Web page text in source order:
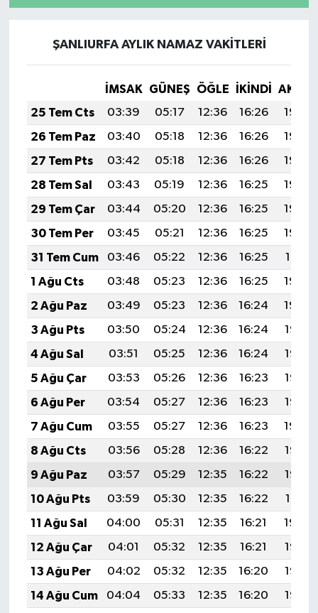
ŞANLIURFA AYLIK NAMAZ VAKITLERI
İMSAK GÜNEŞ ÖĞLE İKINDI
25 Tem Cts
03:39 05:17 12:36 16:26
19:46
26 Tem Paz
03:40 05:18 12:36 16:26
19:45
27 Tem Pts
03:42 05:18 12:36 16:26
19:44
28 Tem Sal
03:43 05:19 12:36 16:25
19:44
29 Tem Çar
03:44 05:20 12:36 16:25
19:43
30 Tem Per
03:45 05:21 12:36 16:25
19:42
31 Tem Cum
03:46 05:22 12:36 16:25
19:41
1 Ağu Cts
03:48 05:23 12:36 16:25
19:40
2 Ağu Paz
03:49 05:23 12:36 16:24
19:39
3 Ağu Pts
03:50 05:24 12:36 16:24
19:38
4 Ağu Sal
03:51 05:25 12:36 16:24
19:37
5 Ağu Çar
03:53 05:26 12:36 16:23
19:36
6 Ağu Per
03:54 05:27 12:36 16:23
19:35
7 Ağu Cum
03:55 05:27 12:36 16:23
19:34
8 Ağu Cts
03:56 05:28 12:36 16:22
19:33
9 Ağu Paz
03:57 05:29 12:35 16:22
19:32
10 Ağu Pts
03:59 05:30 12:35 16:22
19:31
11 Ağu Sal
04:00 05:31 12:35 16:21
19:30
12 Ağu Çar
04:01 05:32 12:35 16:21
19:28
13 Ağu Per
04:02 05:32 12:35 16:20
19:27
14 Ağu Cum
04:04 05:33 12:35 16:20
19:26